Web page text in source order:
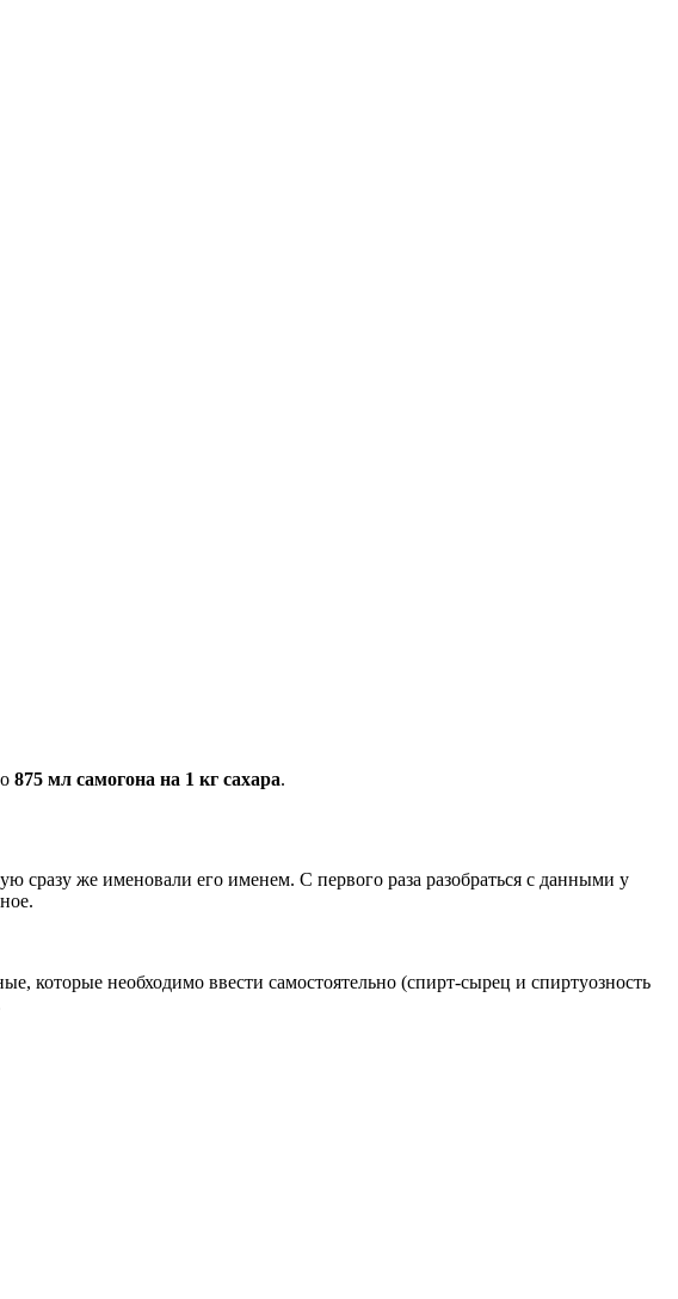
875 мл самогона на 1 кг сахара.
сразу же именовали его именем. С первого раза разобраться с данными у
которые необходимо ввести самостоятельно (спирт-сырец и спиртуозность